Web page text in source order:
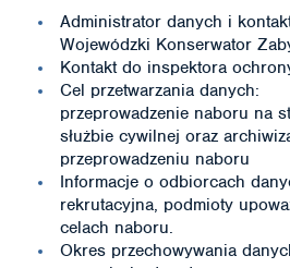
Administrator danych i
Wojewódzki Konserwator
Kontakt do inspektora
Cel przetwarzania danych:
przeprowadzenie naboru na
służbie cywilnej oraz
przeprowadzeniu naboru
Informacje o odbiorcach
rekrutacyjna, podmioty
celach naboru.
Okres przechowywania